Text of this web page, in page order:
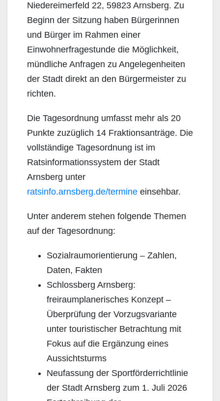
Niedereimerfeld 22, 59823 Arnsberg. Zu
Beginn der Sitzung haben Bürgerinnen
und Bürger im Rahmen einer
Einwohnerfragestunde die Möglichkeit,
mündliche Anfragen zu Angelegenheiten
der Stadt direkt an den Bürgermeister zu
richten.
Die Tagesordnung umfasst mehr als 20
Punkte zuzüglich 14 Fraktionsanträge. Die
vollständige Tagesordnung ist im
Ratsinformationssystem der Stadt
Arnsberg unter
ratsinfo.arnsberg.de/termine einsehbar.
Unter anderem stehen folgende Themen
auf der Tagesordnung:
Sozialraumorientierung – Zahlen,
Daten, Fakten
Schlossberg Arnsberg:
freiraumplanerisches Konzept –
Überprüfung der Vorzugsvariante
unter touristischer Betrachtung mit
Fokus auf die Ergänzung eines
Aussichtsturms
Neufassung der Sportförderrichtlinie
der Stadt Arnsberg zum 1. Juli 2026